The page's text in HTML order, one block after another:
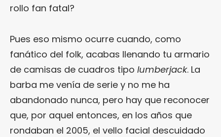
rollo fan fatal?
Pues eso mismo ocurre cuando, como
fanático del folk, acabas llenando tu armario
de camisas de cuadros tipo lumberjack. La
barba me venía de serie y no me ha
abandonado nunca, pero hay que reconocer
que, por aquel entonces, en los años que
rondaban el 2005, el vello facial descuidado